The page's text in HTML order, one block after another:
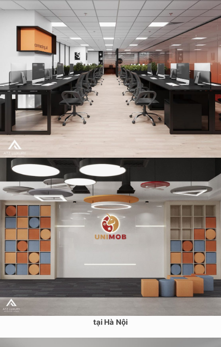
Mẫu thiết kế văn phòng hiện đại công ty công nghệ Leeon –
180m2 – Hà Nội
Thiết kế nội thất văn phòng công ty Unimob Việt Nam 314m2
tại Hà Nội